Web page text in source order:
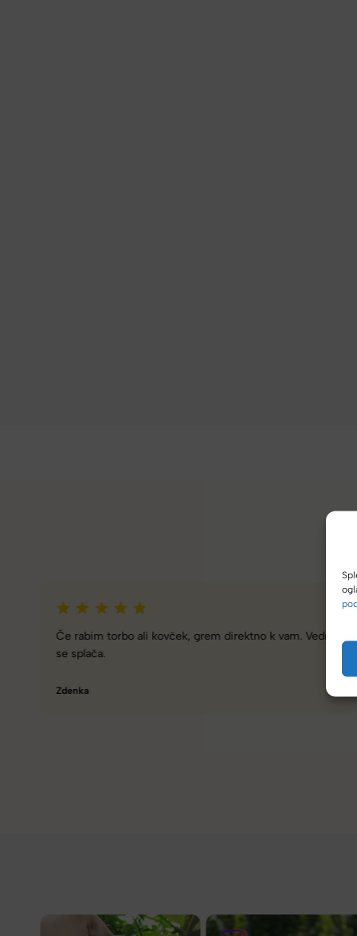
Zelo dobra trgovina za torbe in kovčke, z veliko izbire,
različnimi znamkami in dobrimi popusti/akcijami.
Tamara